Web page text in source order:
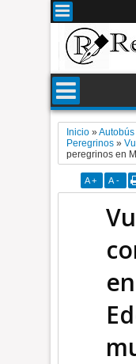
Inicio »Autobús
Peregrinos »
peregrinos en
A + A -